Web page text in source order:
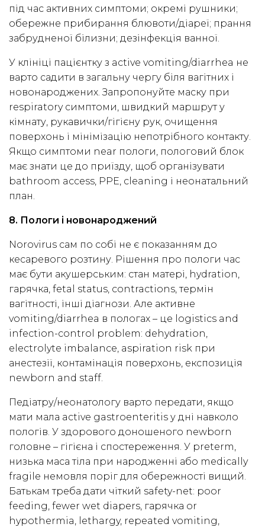
під час активних симптоми; окремі рушники;
обережне прибирання блювоти/діареї; прання
забрудненої білизни; дезінфекція ванної.
У клініці пацієнтку з active vomiting/diarrhea не
варто садити в загальну чергу біля вагітних і
новонароджених. Запропонуйте маску при
respiratory симптоми, швидкий маршрут у
кімнату, рукавички/гігієну рук, очищення
поверхонь і мінімізацію непотрібного контакту.
Якщо симптоми near пологи, пологовий блок
має знати це до приїзду, щоб організувати
bathroom access, PPE, cleaning і неонатальний
план.
8. Пологи і новонароджений
Norovirus сам по собі не є показанням до
кесаревого розтину. Рішення про пологи час
має бути акушерським: стан матері, hydration,
гарячка, fetal status, contractions, термін
вагітності, інші діагнози. Але активне
vomiting/diarrhea в пологах – це logistics and
infection-control problem: dehydration,
electrolyte imbalance, aspiration risk при
анестезії, контамінація поверхонь, експозиція
newborn and staff.
Педіатру/неонатологу варто передати, якщо
мати мала active gastroenteritis у дні навколо
пологів. У здорового доношеного newborn
головне – гігієна і спостереження. У preterm,
низька маса тіла при народженні або medically
fragile немовля поріг для обережності вищий.
Батькам треба дати чіткий safety-net: poor
feeding, fewer wet diapers, гарячка or
hypothermia, lethargy, repeated vomiting,